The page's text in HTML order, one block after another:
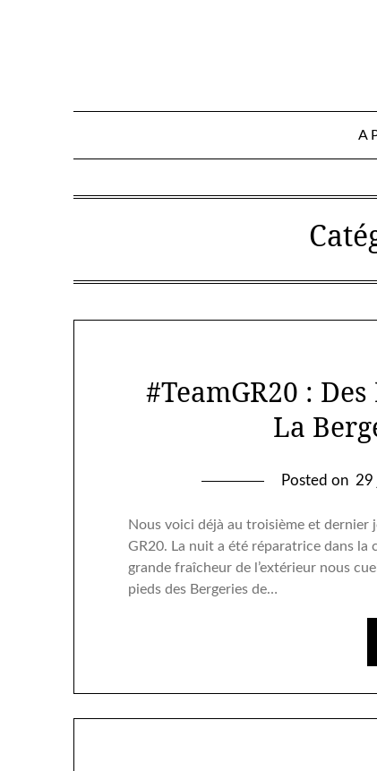
A
#TeamGR20 :
La
Posted on 29
Nous voici déjà au troisième et
GR20. La nuit a été réparatrice dans la
grande fraîcheur de l’extérieur nous
pieds des Bergeries de…